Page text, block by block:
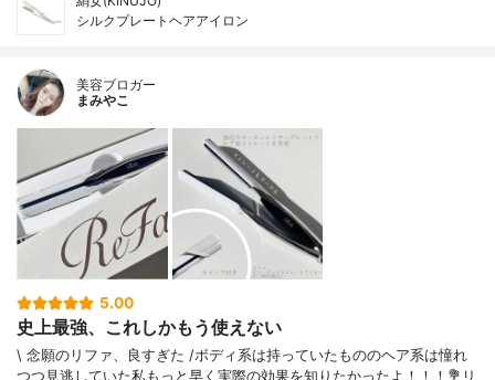
シルクプレートヘアアイロン
美容ブロガー
まみやこ
5.00
史上最強、これしかもう使えない
\ 念願のリファ、良すぎた /⁡ボディ系は持っていたもののヘア系は憧れ
つつ見逃していた私⁡もっと早く実際の効果を知りたかったよ！！！⁡⁡💐リ